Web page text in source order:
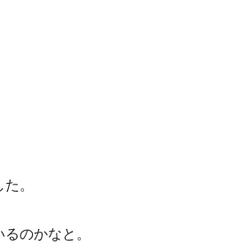
。
のかなと。